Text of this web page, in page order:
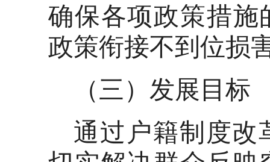
确保各项政策措施
政策衔接不到位损
（三）发展目标
通过户籍制度改